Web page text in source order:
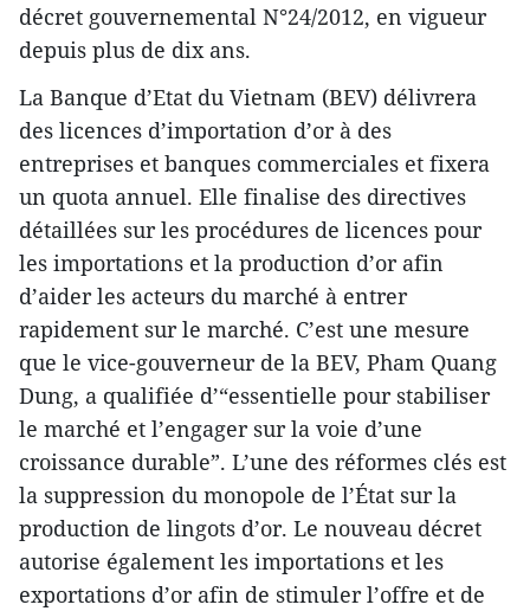
décret gouvernemental N°24/2012, en vigueur
depuis plus de dix ans.
La Banque d’Etat du Vietnam (BEV) délivrera
des licences d’importation d’or à des
entreprises et banques commerciales et fixera
un quota annuel. Elle finalise des directives
détaillées sur les procédures de licences pour
les importations et la production d’or afin
d’aider les acteurs du marché à entrer
rapidement sur le marché. C’est une mesure
que le vice-gouverneur de la BEV, Pham Quang
Dung, a qualifiée d’“essentielle pour stabiliser
le marché et l’engager sur la voie d’une
croissance durable”. L’une des réformes clés est
la suppression du monopole de l’État sur la
production de lingots d’or. Le nouveau décret
autorise également les importations et les
exportations d’or afin de stimuler l’offre et de